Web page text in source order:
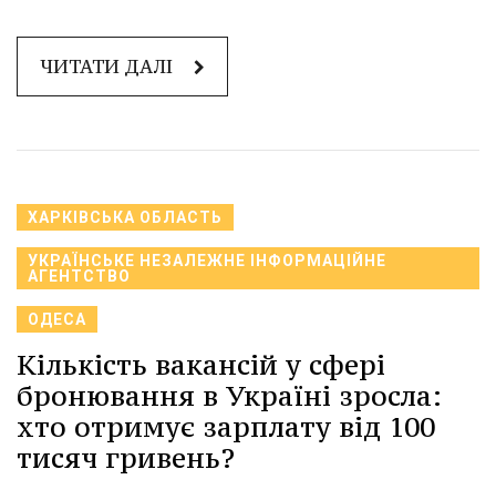
ЧИТАТИ ДАЛІ
ХАРКІВСЬКА ОБЛАСТЬ
УКРАЇНСЬКЕ НЕЗАЛЕЖНЕ ІНФОРМАЦІЙНЕ
АГЕНТСТВО
ОДЕСА
Кількість вакансій у сфері
бронювання в Україні зросла:
хто отримує зарплату від 100
тисяч гривень?